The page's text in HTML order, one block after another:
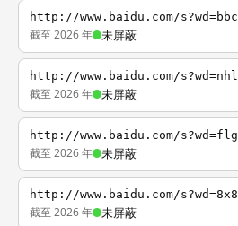
http://www.baidu.com/s?wd=bbc
截至 2026 年 未屏蔽
http://www.baidu.com/s?wd=nhl
截至 2026 年 未屏蔽
http://www.baidu.com/s?wd=flg
截至 2026 年 未屏蔽
http://www.baidu.com/s?wd=8x8
截至 2026 年 未屏蔽